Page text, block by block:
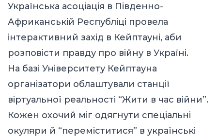
Українська асоціація в Південно-
Африканській Республіці провела
інтерактивний захід в Кейптауні, аби
розповісти правду про війну в Україні.
На базі Університету Кейптауна
організатори облаштували станції
віртуальної реальності “Жити в час війни”.
Кожен охочий міг одягнути спеціальні
окуляри й “переміститися” в українські